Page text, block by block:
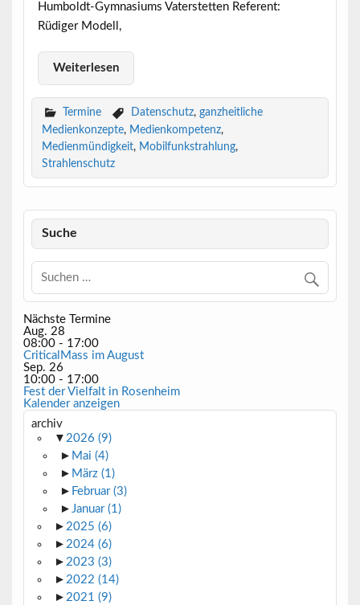
Humboldt-Gymnasiums Vaterstetten Referent:
Rüdiger Modell,
Weiterlesen
Termine Datenschutz, ganzheitliche
Medienkonzepte, Medienkompetenz,
Medienmündigkeit, Mobilfunkstrahlung,
Strahlenschutz
Suche
Nächste Termine
Aug. 28
08:00- 17:00
CriticalMass im August
Sep. 26
10:00- 17:00
Fest der Vielfalt in Rosenheim
Kalender anzeigen
archiv
▼ 2026 (9)
► Mai(4)
► März(1)
► Februar(3)
►Januar(1)
► 2025 (6)
► 2024 (6)
► 2023 (3)
► 2022 (14)
► 2021 (9)